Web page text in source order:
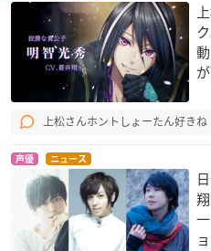
上松さんホントしょーたん好きね
声優 ニュース